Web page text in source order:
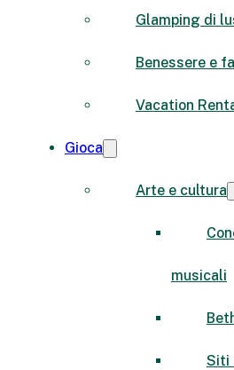
Glamping di
Benessere e
Vacation
Gioca
Arte e cultura
musicali
Siti